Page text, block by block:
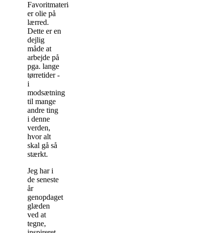
Favoritmaterialerne
er olie på
lærred.
Dette er en
dejlig
måde at
arbejde på
pga. lange
tørretider -
i
modsætning
til mange
andre ting
i denne
verden,
hvor alt
skal gå så
stærkt.
Jeg har i
de seneste
år
genopdaget
glæden
ved at
tegne,